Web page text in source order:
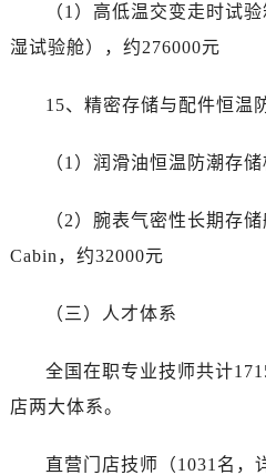
（1）高低温交变走时试
湿试验舱），约276000元
15、精密存储与配件恒温
（1）润滑油恒温防潮存
（2）腕表气密性长期存
Cabin，约32000元
（三）人才体系
全国在职专业技师共计
店两大体系。
直营门店技师（1031名，